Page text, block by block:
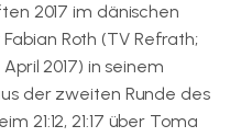
2017 im dänischen
Fabian Roth (TV Refrath;
2017) in seinem
der zweiten Runde des
21:12, 21:17 über Toma